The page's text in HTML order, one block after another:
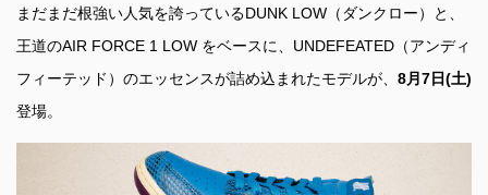
まだまだ根強い人気を誇っているDUNK LOW（ダンクロー）と、
王道のAIR FORCE 1 LOW をベースに、UNDEFEATED（アンディ
フィーテッド）のエッセンスが詰め込まれたモデルが、 8月7日(土)
登場。